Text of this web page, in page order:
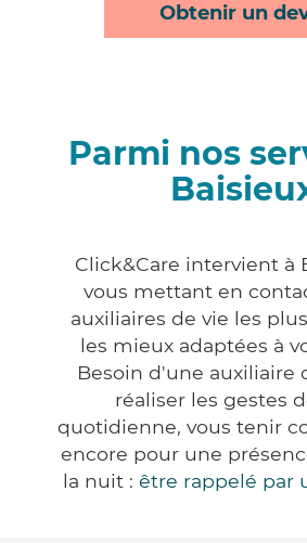
Obtenir un
Parmi nos
Click&Care intervient à
vous mettant en
auxiliaires de vie les
les mieux adaptées à
Besoin d'une auxiliaire
réaliser les gestes
quotidienne, vous tenir
encore pour une
la nuit : être rappelé par